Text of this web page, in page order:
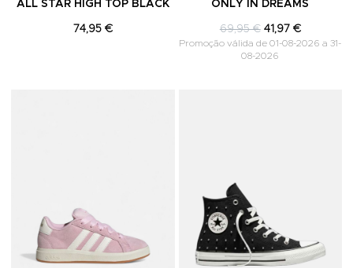
ALL STAR HIGH TOP BLACK
74,95 €
ONLY IN DREAMS
69,95 € 41,97 €
Promoção válida de 01-08-2026 a 31-
08-2026